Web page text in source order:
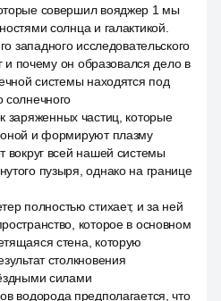
совершил вояджер 1 мы
солнца и галактикой.
западного исследовательского
и почему он образовался дело в
системы находятся под
солнечного
заряженных частиц, которые
и формируют плазму
вокруг всей нашей системы
пузыря, однако на границе
полностью стихает, и за ней
которое в основном
стена, которую
столкновения
силами
водорода предполагается, что